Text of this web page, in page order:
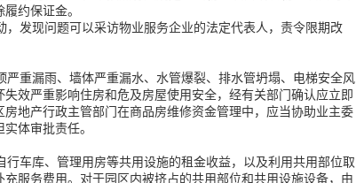
约保证金。
发现问题可以采访物业服务企业的法定代表人，责令限期改
重漏雨、墙体严重漏水、水管爆裂、排水管坍塌、电梯安全风
效严重影响住房和危及房屋使用安全，经有关部门确认应立即
地产行政主管部门在商品房维修资金管理中，应当协助业主委
体审批责任。
车库、管理用房等共用设施的租金收益，以及利用共用部位取
服务费用。对于园区内被挤占的共用部位和共用设施设备，由